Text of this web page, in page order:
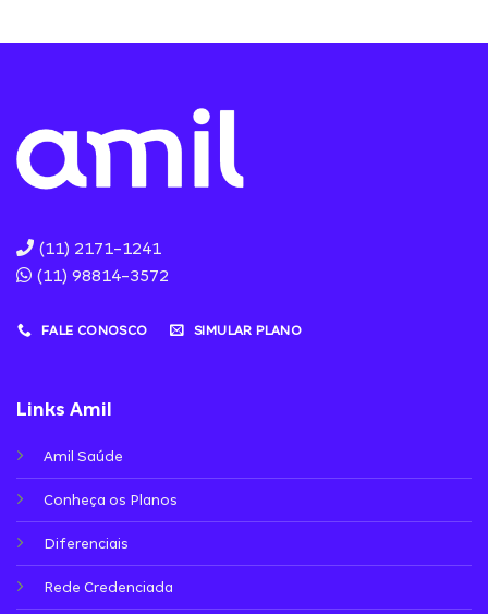
(11) 2171-1241
(11) 98814-3572
FALE CONOSCO SIMULAR PLANO
Links Amil
Amil Saúde
Conheça os Planos
Diferenciais
Rede Credenciada